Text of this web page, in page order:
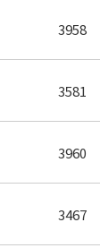
3958
3581
3960
3467